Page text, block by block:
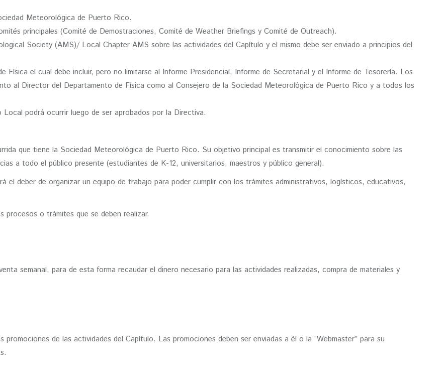
Meteorológica de Puerto Rico.
principales (Comité de Demostraciones, Comité de Weather Briefings y Comité de Outreach).
Society (AMS)/ Local Chapter AMS sobre las actividades del Capítulo y el mismo debe ser enviado a principios del
Física el cual debe incluir, pero no limitarse al Informe Presidencial, Informe de Secretarial y el Informe de Tesorería. Los
al Director del Departamento de Física como al Consejero de la Sociedad Meteorológica de Puerto Rico y a todos los
podrá ocurrir luego de ser aprobados por la Directiva.
que tiene la Sociedad Meteorológica de Puerto Rico. Su objetivo principal es transmitir el conocimiento sobre las
a todo el público presente (estudiantes de K-12, universitarios, maestros y público general).
el deber de organizar un equipo de trabajo para poder cumplir con los trámites administrativos, logísticos, educativos,
o trámites que se deben realizar.
semanal, para de esta forma recaudar el dinero necesario para las actividades realizadas, compra de materiales y
de las actividades del Capítulo. Las promociones deben ser enviadas a él o la “Webmaster” para su